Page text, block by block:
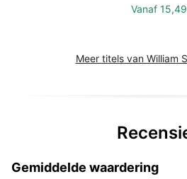
Vanaf 15,49
Meer titels van William
Gemiddelde waardering